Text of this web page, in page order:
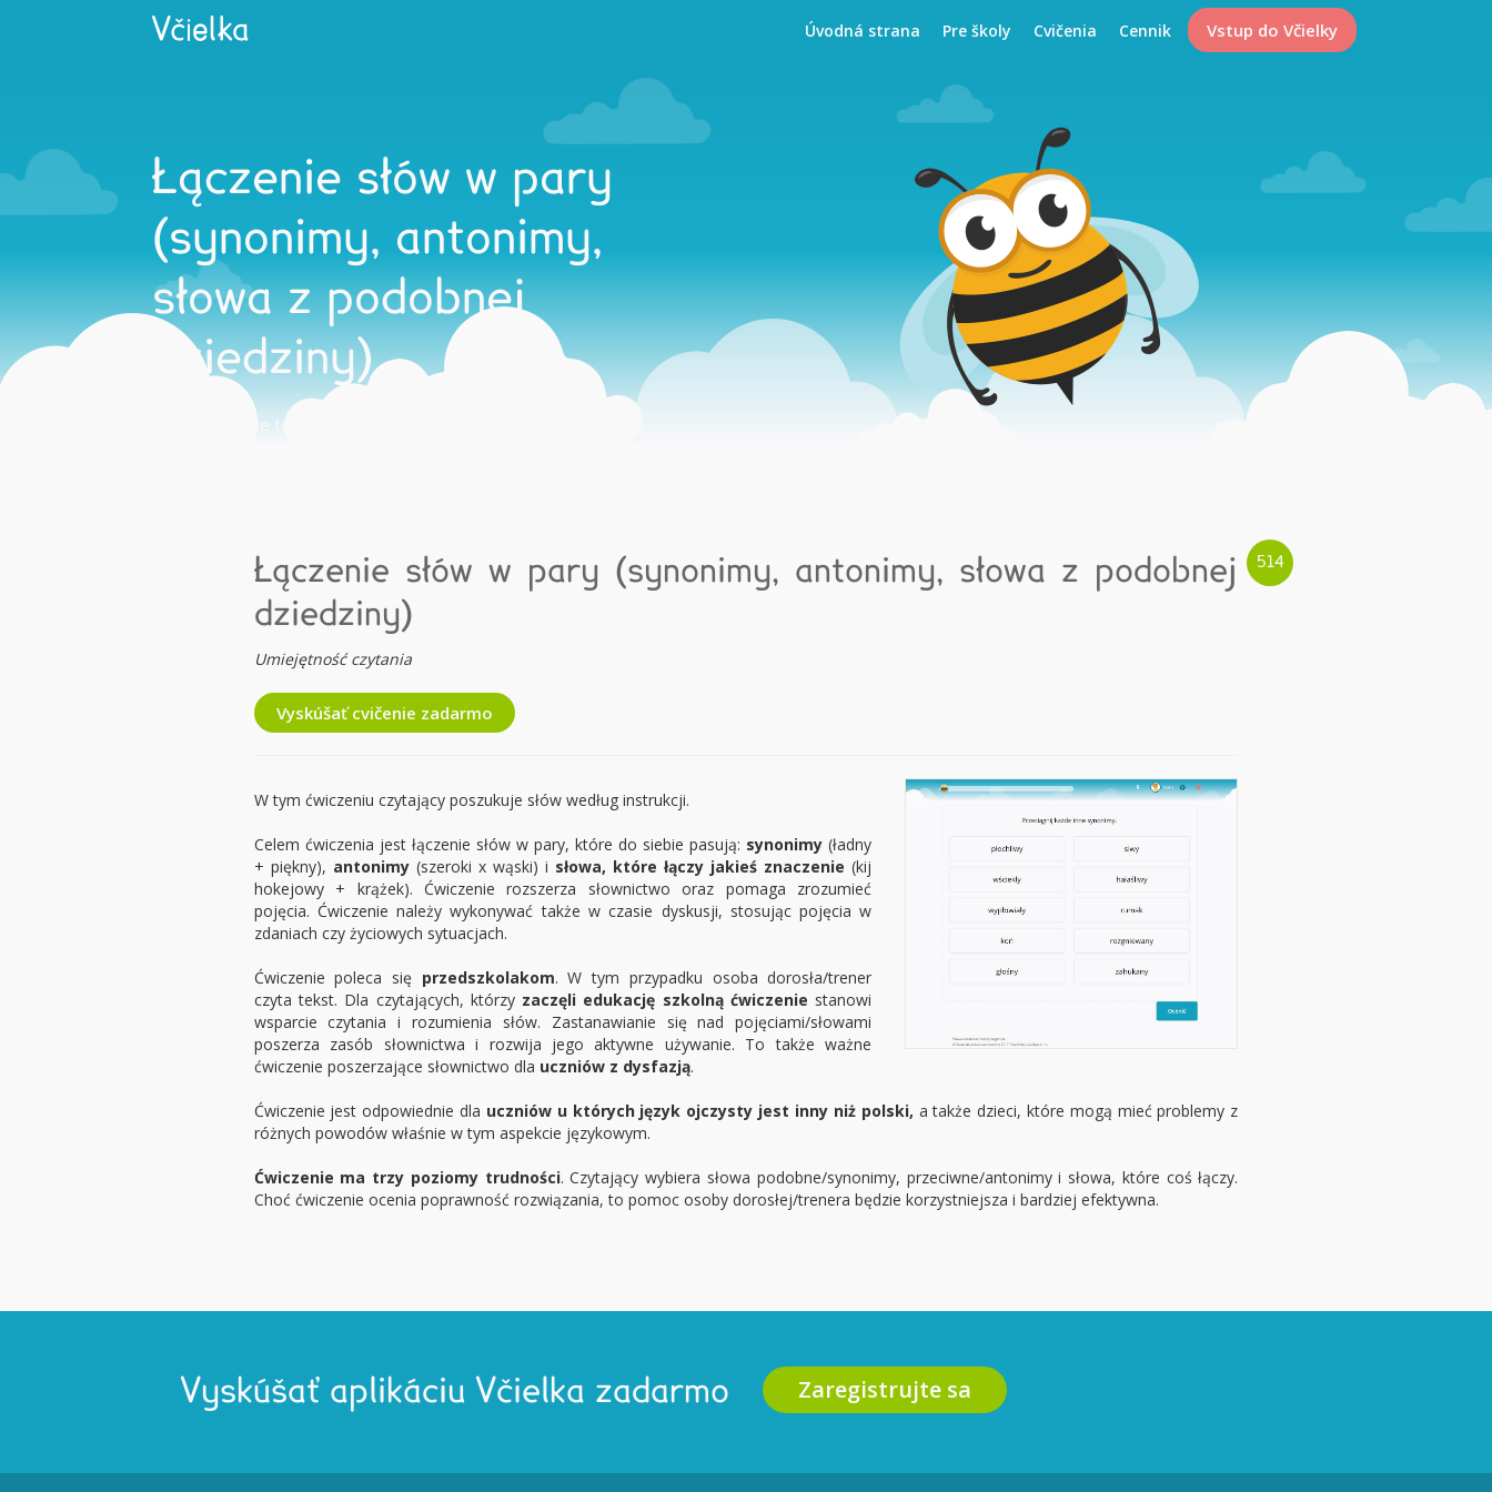
Úvodná strana Pre školy Cvičenia Cennik Vstup do Včielky
Łączenie słów w pary
(synonimy, antonimy,
słowa z podobnej
dziedziny)
Tipy na využitie tohto cvičenia doma aj v škole.
Łączenie słów w pary (synonimy, antonimy, słowa z podobnej
dziedziny)
Umiejętność czytania
Vyskúšať cvičenie zadarmo
W tym ćwiczeniu czytający poszukuje słów według instrukcji.
Celem ćwiczenia jest łączenie słów w pary, które do siebie pasują: synonimy (ładny
+ piękny), antonimy(szeroki x wąski) i słowa, które łączy jakieś znaczenie (kij
hokejowy + krążek). Ćwiczenie rozszerza słownictwo oraz pomaga zrozumieć
pojęcia. Ćwiczenie należy wykonywać także w czasie dyskusji, stosując pojęcia w
zdaniach czy życiowych sytuacjach.
Ćwiczenie poleca się przedszkolakom. W tym przypadku osoba dorosła/trener
czyta tekst. Dla czytających, którzyzaczęli edukację szkolną ćwiczenie stanowi
wsparcie czytania i rozumienia słów. Zastanawianie się nad pojęciami/słowami
poszerza zasób słownictwa i rozwija jego aktywne używanie. To także ważne
ćwiczenie poszerzające słownictwo dla uczniów z dysfazją.
Ćwiczenie jest odpowiednie dla uczniów u których język ojczysty jest inny niż polski, a także dzieci, które mogą mieć problemy z
różnych powodów właśnie w tym aspekcie językowym.
Ćwiczenie ma trzy poziomy trudności. Czytający wybiera słowa podobne/synonimy, przeciwne/antonimy i słowa, które coś łączy.
Choć ćwiczenie ocenia poprawność rozwiązania, to pomoc osoby dorosłej/trenera będzie korzystniejsza i bardziej efektywna.
Vyskúšať aplikáciu Včielka zadarmo Zaregistrujte sa